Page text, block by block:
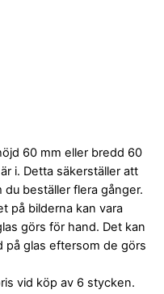
60 mm eller bredd 60
i. Detta säkerställer att
beställer flera gånger.
på bilderna kan vara
görs för hand. Det kan
på glas eftersom de görs
vid köp av 6 stycken.